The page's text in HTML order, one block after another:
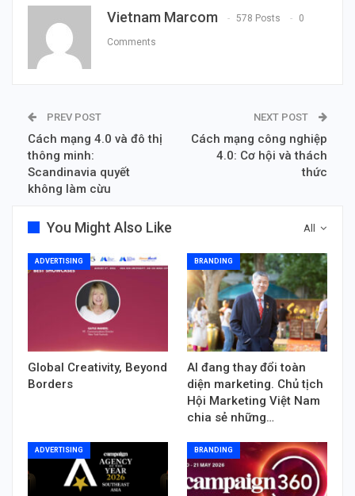
Vietnam Marcom 578 Posts 0
Comments
PREV POST
Cách mạng 4.0 và đô thị
thông minh:
Scandinavia quyết
không làm cừu
NEXT POST
Cách mạng công nghiệp
4.0: Cơ hội và thách
thức
All
You Might Also Like
ADVERTISING
Global Creativity, Beyond
Borders
BRANDING
AI đang thay đổi toàn
diện marketing. Chủ tịch
Hội Marketing Việt Nam
chia sẻ những…
ADVERTISING BRANDING